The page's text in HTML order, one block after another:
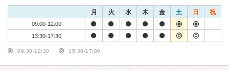
月 火 水 木 金 土 日 祝
09:00-12:00
13:30-17:30
09:30-12:30 15:30-17:00